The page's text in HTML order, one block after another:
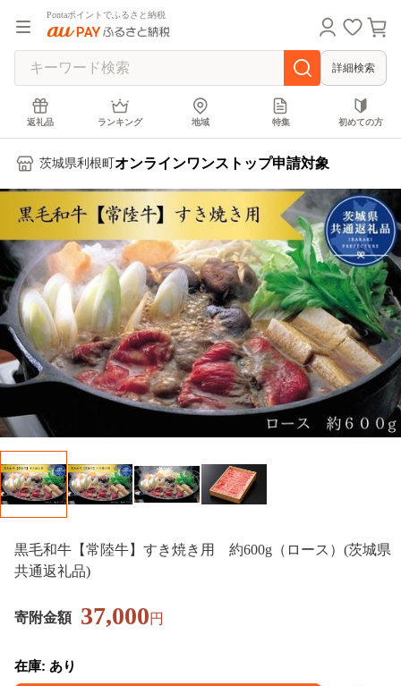
Pontaポイントでふるさと納税
詳細検索
返礼品 ランキング 地域 特集 初めての方
茨城県利根町 オンラインワンストップ申請対象
黒毛和牛【常陸牛】すき焼き用 約600g（ロース）(茨城県
共通返礼品)
寄附金額 37,000円
在庫: あり